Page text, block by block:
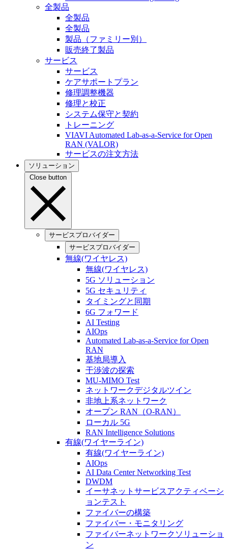
全製品
全製品
全製品
製品（ファミリー別）
販売終了製品
サービス
サービス
ケアサポートプラン
修理調整機器
修理と校正
システム保守と契約
トレーニング
VIAVI Automated Lab-as-a-Service for Open
RAN (VALOR)
サービスの注文方法
ソリューション
Close button
サービスプロバイダー
サービスプロバイダー
無線(ワイヤレス)
無線(ワイヤレス)
5G ソリューション
5G セキュリティ
タイミングと同期
6G フォワード
AI Testing
AIOps
Automated Lab-as-a-Service for Open
RAN
基地局導入
干渉波の探索
MU-MIMO Test
ネットワークデジタルツイン
非地上系ネットワーク
オープン RAN（O-RAN）
ローカル 5G
RAN Intelligence Solutions
有線(ワイヤーライン)
有線(ワイヤーライン)
AIOps
AI Data Center Networking Test
DWDM
イーサネットサービスアクティベーシ
ョンテスト
ファイバーの構築
ファイバー・モニタリング
ファイバーネットワークソリューショ
ン